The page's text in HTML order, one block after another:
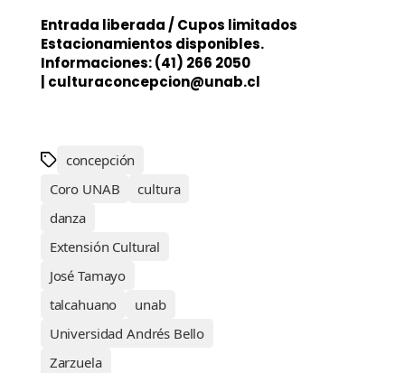
Entrada liberada / Cupos limitados
Estacionamientos disponibles.
Informaciones: (41) 266 2050
| culturaconcepcion@unab.cl
concepción
Coro UNAB
cultura
danza
Extensión Cultural
José Tamayo
talcahuano
unab
Universidad Andrés Bello
Zarzuela